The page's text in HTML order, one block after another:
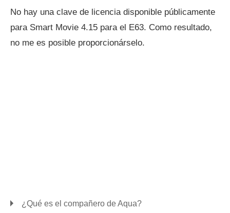
No hay una clave de licencia disponible públicamente
para Smart Movie 4.15 para el E63. Como resultado,
no me es posible proporcionárselo.
¿Qué es el compañero de Aqua?